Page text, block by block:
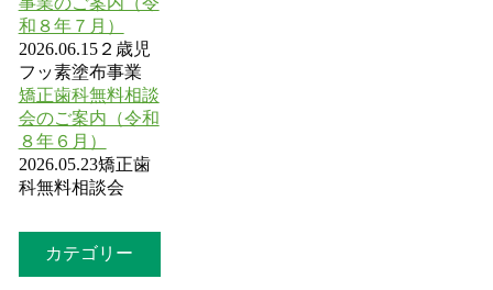
和８年７月）
2026.06.15２歳児
フッ素塗布事業
矯正歯科無料相談
会のご案内（令和
８年６月）
2026.05.23矯正歯
科無料相談会
カテゴリー